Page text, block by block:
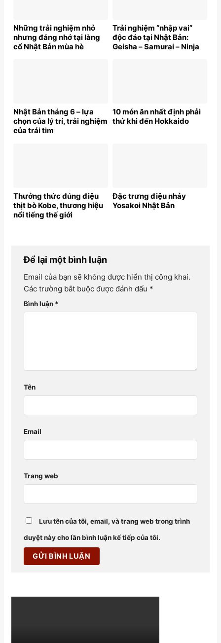
Những trải nghiệm nhỏ
nhưng đáng nhớ tại làng
cổ Nhật Bản mùa hè
Trải nghiệm “nhập vai”
độc đáo tại Nhật Bản:
Geisha – Samurai – Ninja
Nhật Bản tháng 6 – lựa
chọn của lý trí, trải nghiệm
của trái tim
10 món ăn nhất định phải
thử khi đến Hokkaido
Thưởng thức đúng điệu
thịt bò Kobe, thương hiệu
nổi tiếng thế giới
Đặc trưng điệu nhảy
Yosakoi Nhật Bản
Để lại một bình luận
Email của bạn sẽ không được hiển thị công khai.
Các trường bắt buộc được đánh dấu *
Bình luận *
Tên
Email
Trang web
Lưu tên của tôi, email, và trang web trong trình
duyệt này cho lần bình luận kế tiếp của tôi.